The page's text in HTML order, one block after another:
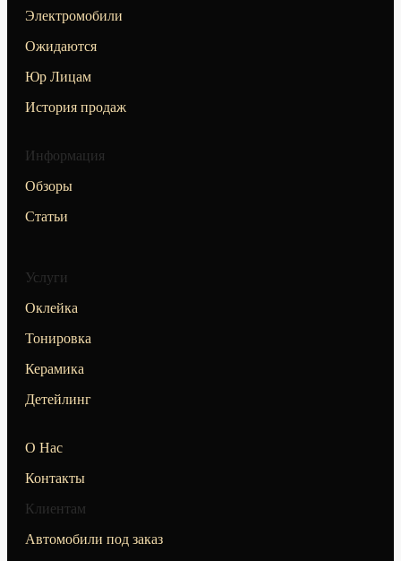
Электромобили
Ожидаются
Юр Лицам
История продаж
Информация
Обзоры
Статьи
Услуги
Оклейка
Тонировка
Керамика
Детейлинг
О Нас
Контакты
Клиентам
Автомобили под заказ